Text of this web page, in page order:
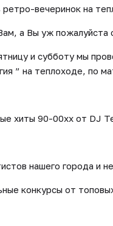
вечеринок на
а Вы уж пожалуйста
и субботу мы
” на теплоходе, по
хиты 90-00хх от DJ
нашего города и
конкурсы от